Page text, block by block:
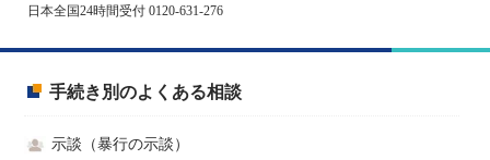
日本全国24時間受付 0120-631-276
手続き別のよくある相談
示談（暴行の示談）